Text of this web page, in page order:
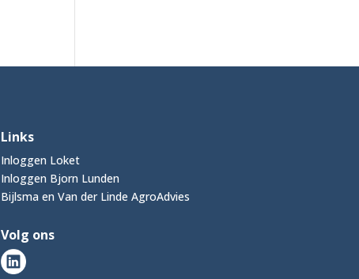
Links
Inloggen Loket
Inloggen Bjorn Lunden
Bijlsma en Van der Linde AgroAdvies
Volg ons